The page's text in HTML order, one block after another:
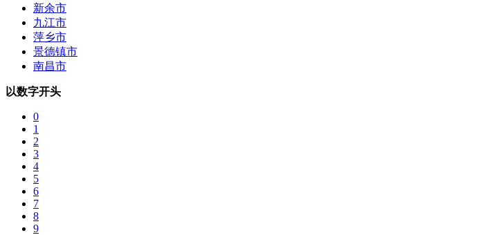
新余市
九江市
萍乡市
景德镇市
南昌市
以数字开头
0
1
2
3
4
5
6
7
8
9